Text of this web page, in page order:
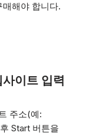
해야 합니다.
이트 입력
주소(예:
Start 버튼을